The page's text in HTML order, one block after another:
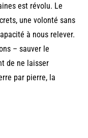
est révolu. Le
une volonté sans
à nous relever.
– sauver le
de ne laisser
par pierre, la